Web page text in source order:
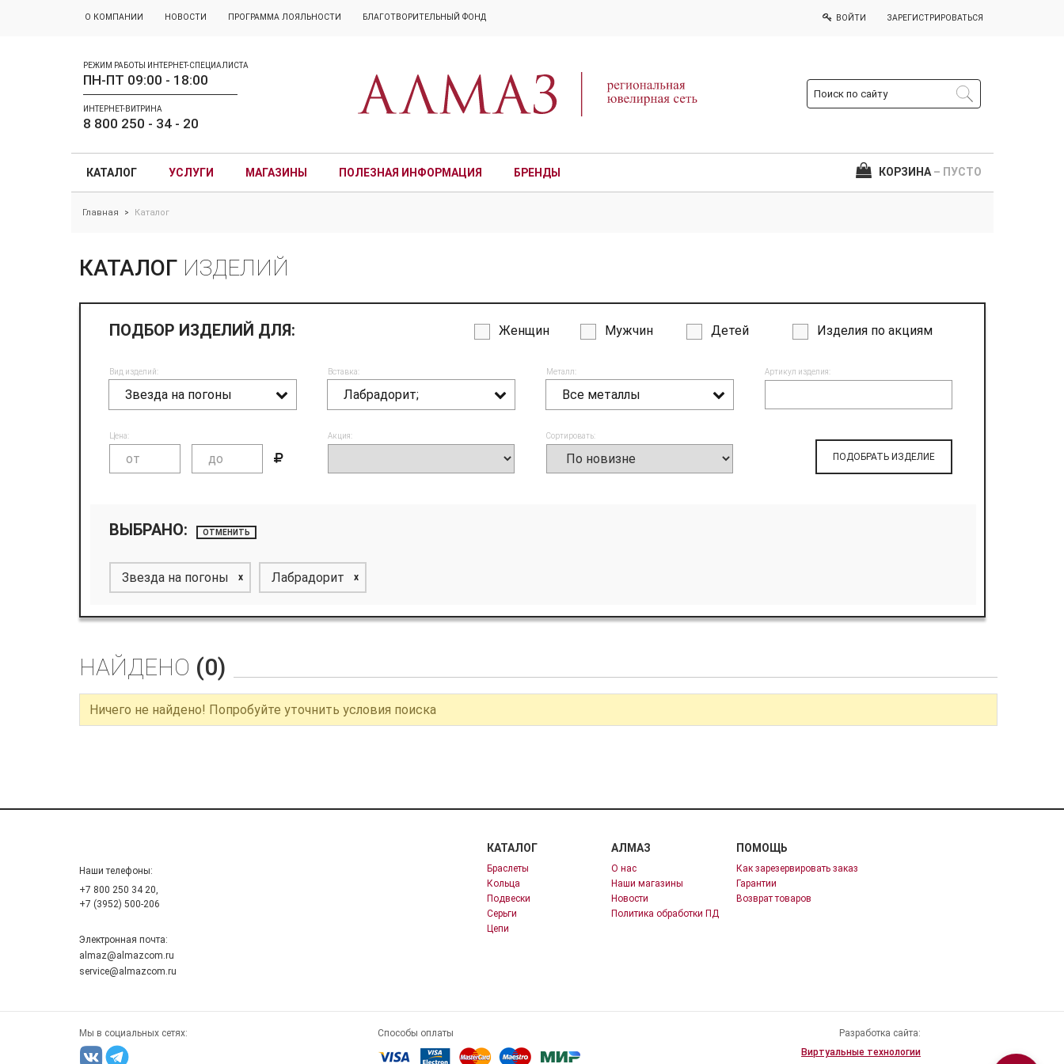
О КОМПАНИИ НОВОСТИ ПРОГРАММА ЛОЯЛЬНОСТИ БЛАГОТВОРИТЕЛЬНЫЙ ФОНД
РЕЖИМ РАБОТЫ ИНТЕРНЕТ-СПЕЦИАЛИСТА
ПН-ПТ 09:00 - 18:00
ИНТЕРНЕТ-ВИТРИНА
8 800 250 - 34 - 20
ВОЙТИ ЗАРЕГИСТРИРОВАТЬСЯ
КАТАЛОГ УСЛУГИ МАГАЗИНЫ ПОЛЕЗНАЯ ИНФОРМАЦИЯ БРЕНДЫ КОРЗИНА – ПУСТО
Главная > Каталог
КАТАЛОГ ИЗДЕЛИЙ
ПОДБОР ИЗДЕЛИЙ ДЛЯ: Женщин Мужчин Детей Изделия по акциям
Вид изделий:
Звезда на погоны
Вставка:
Лабрадорит;
Металл:
Все металлы
Артикул изделия:
Цена: Акция: Сортировать:
ПОДОБРАТЬ ИЗДЕЛИЕ
ВЫБРАНО: ОТМЕНИТЬ
Звезда на погоны x Лабрадорит x
НАЙДЕНО (0)
Ничего не найдено! Попробуйте уточнить условия поиска
Наши телефоны:
+7 800 250 34 20,
+7 (3952) 500-206
Электронная почта:
almaz@almazcom.ru
service@almazcom.ru
КАТАЛОГ
Браслеты
Кольца
Подвески
Серьги
Цепи
АЛМАЗ
О нас
Наши магазины
Новости
Политика обработки ПД
ПОМОЩЬ
Как зарезервировать заказ
Гарантии
Возврат товаров
Мы в социальных сетях: Способы оплаты
Разработка сайта:
Виртуальные технологии